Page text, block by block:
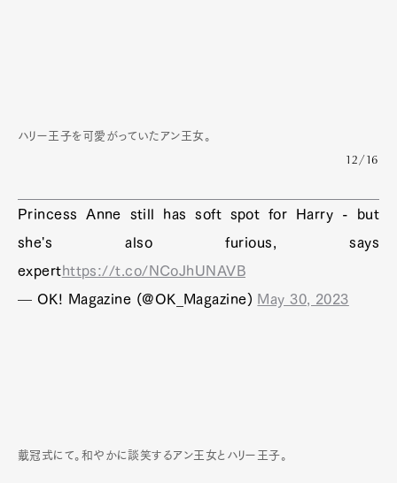
ハリー王子を可愛がっていたアン王女。
12/16
Princess Anne still has soft spot for Harry - but
she's also furious, says
experthttps://t.co/NCoJhUNAVB
— OK! Magazine (@OK_Magazine) May 30, 2023
戴冠式にて。和やかに談笑するアン王女とハリー王子。